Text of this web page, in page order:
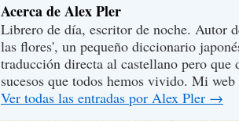
Acerca de Alex Pler
Librero de día, escritor de noche. Autor
las flores', un pequeño diccionario
traducción directa al castellano pero que
sucesos que todos hemos vivido. Mi
Ver todas las entradas por Alex Pler →